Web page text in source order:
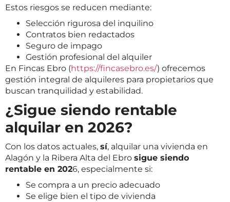
Estos riesgos se reducen mediante:
Selección rigurosa del inquilino
Contratos bien redactados
Seguro de impago
Gestión profesional del alquiler
En Fincas Ebro (https://fincasebro.es/) ofrecemos
gestión integral de alquileres para propietarios que
buscan tranquilidad y estabilidad.
¿Sigue siendo rentable
alquilar en 2026?
Con los datos actuales, sí, alquilar una vivienda en
Alagón y la Ribera Alta del Ebro sigue siendo
rentable en 2026, especialmente si:
Se compra a un precio adecuado
Se elige bien el tipo de vivienda